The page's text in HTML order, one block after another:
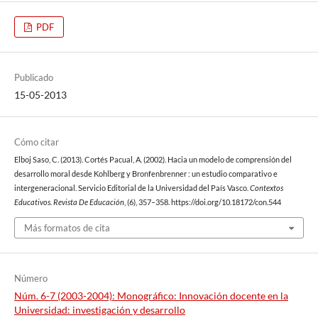
PDF
Publicado
15-05-2013
Cómo citar
Elboj Saso, C. (2013). Cortés Pacual, A. (2002). Hacia un modelo de comprensión del
desarrollo moral desde Kohlberg y Bronfenbrenner : un estudio comparativo e
intergeneracional. Servicio Editorial de la Universidad del País Vasco. Contextos
Educativos. Revista De Educación, (6), 357–358. https://doi.org/10.18172/con.544
Más formatos de cita
Número
Núm. 6-7 (2003-2004): Monográfico: Innovación docente en la
Universidad: investigación y desarrollo